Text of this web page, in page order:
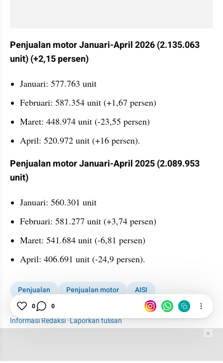
Penjualan motor Januari-April 2026 (2.135.063
unit) (+2,15 persen)
Januari: 577.763 unit
Februari: 587.354 unit (+1,67 persen)
Maret: 448.974 unit (-23,55 persen)
April: 520.972 unit (+16 persen).
Penjualan motor Januari-April 2025 (2.089.953
unit)
Januari: 560.301 unit
Februari: 581.277 unit (+3,74 persen)
Maret: 541.684 unit (-6,81 persen)
April: 406.691 unit (-24,9 persen).
Penjualan Penjualan motor
AISI
Sepeda Motor
Informasi Redaksi·Laporkan tulisan
0 0